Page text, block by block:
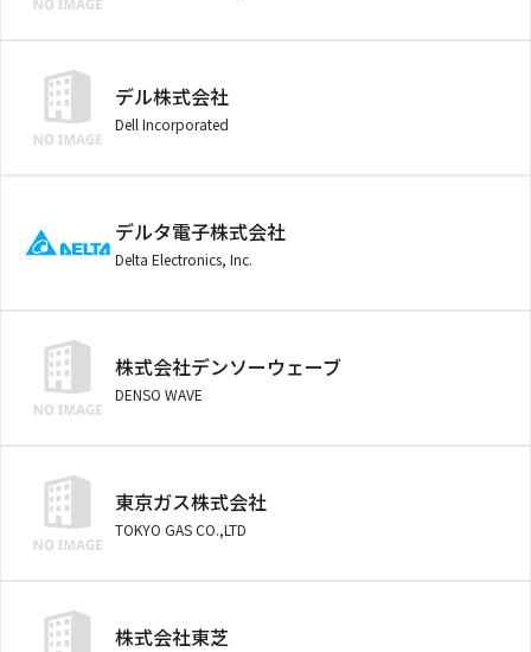
デル株式会社
Dell Incorporated
デルタ電子株式会社
Delta Electronics, Inc.
株式会社デンソーウェーブ
DENSO WAVE
東京ガス株式会社
TOKYO GAS CO.,LTD
株式会社東芝